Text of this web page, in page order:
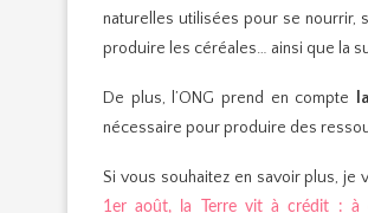
naturelles utilisées pour se nourrir,
produire les céréales… ainsi que la
De plus, l’ONG prend en compte
nécessaire pour produire des
Si vous souhaitez en savoir plus, je
1er août, la Terre vit à crédit : à